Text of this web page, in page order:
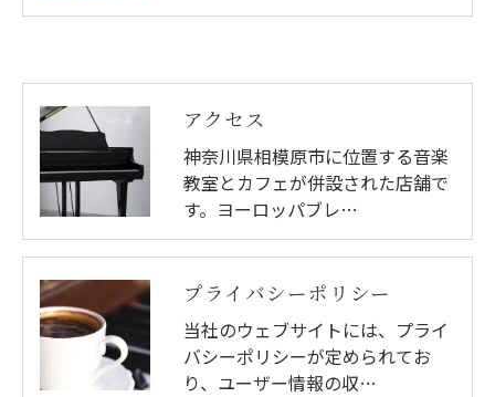
アクセス
神奈川県相模原市に位置する音楽
教室とカフェが併設された店舗で
す。ヨーロッパブレ…
プライバシーポリシー
当社のウェブサイトには、プライ
バシーポリシーが定められてお
り、ユーザー情報の収…